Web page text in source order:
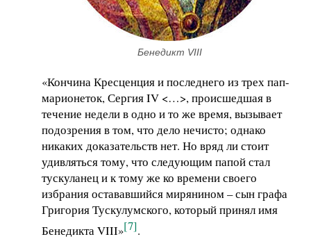
Бенедикт VIII
«Кончина Кресценция и последнего из трех пап-
марионеток, Сергия IV <…>, происшедшая в
течение недели в одно и то же время, вызывает
подозрения в том, что дело нечисто; однако
никаких доказательств нет. Но вряд ли стоит
удивляться тому, что следующим папой стал
тускуланец и к тому же ко времени своего
избрания остававшийся мирянином – сын графа
Григория Тускулумского, который принял имя
Бенедикта VIII»[7].